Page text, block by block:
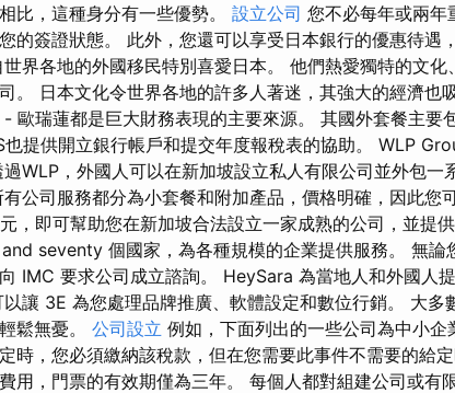
比，這種身分有一些優勢。 設立公司 您不必每年或兩年
的簽證狀態。 此外，您還可以享受日本銀行的優惠待遇
界各地的外國移民特別喜愛日本。 他們熱愛獨特的文
。 日本文化令世界各地的許多人著迷，其強大的經濟也
歐瑞蓮都是巨大財務表現的主要來源。 其國外套餐主要
也提供開立銀行帳戶和提交年度報稅表的協助。 WLP
WLP，外國人可以在新加坡設立私人有限公司並外包一
有公司服務都分為小套餐和附加產品，價格明確，因此您
，即可幫助您在新加坡合法設立一家成熟的公司，並提
seventy 個國家，為各種規模的企業提供服務。 無論
IMC 要求公司成立諮詢。 HeySara 為當地人和外國人
讓 3E 為您處理品牌推廣、軟體設定和數位行銷。 大多
鬆無憂。 公司設立 例如，下面列出的一些公司為中小
時，您必須繳納該稅款，但在您需要此事件不需要的給
用，門票的有效期僅為三年。 每個人都對組建公司或有